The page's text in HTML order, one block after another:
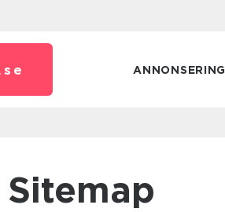
se ANNONSERING
Sitemap